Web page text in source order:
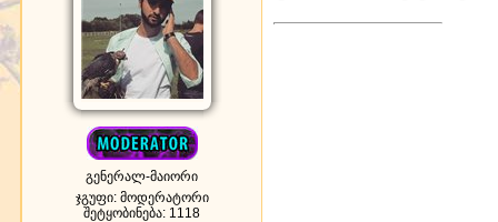
გენერალ-მაიორი
ჯგუფი: მოდერატორი
შეტყობინება: 1118